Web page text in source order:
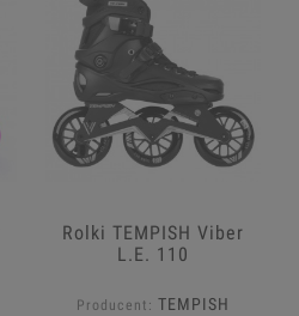
Rolki TEMPISH Viber
L.E. 110
Producent: TEMPISH